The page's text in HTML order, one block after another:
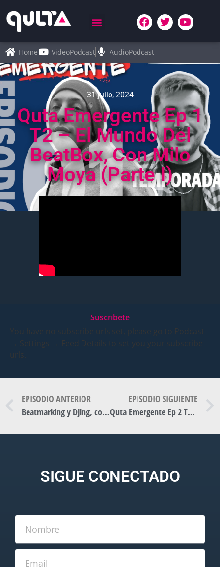
Home VideoPodcast AudioPodcast
31 julio, 2024
Quta Emergente Ep 1
T2 – El Mundo Del
BeatBox, Con Milo
Moya (parte I)
Suscribete
You have no subscribe urls set, please go to Podcast
→ Settings → Feed Details to set you your subscribe
urls.
EPISODIO ANTERIOR
Beatmarking y Djing, con Santana Cid. Qulta Emergente. Ep 8.
EPISODIO SIGUIENTE
Quta Emergente Ep 2 T2 – El mundo del BeatBox, con Milo Moya (parte II)
SIGUE CONECTADO